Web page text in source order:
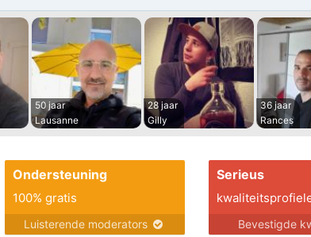
50 jaar
Lausanne
28 jaar
Gilly
36 jaar
Rances
Ondersteuning
100% gratis
Luisterende moderators
Serieus
Bevestigde